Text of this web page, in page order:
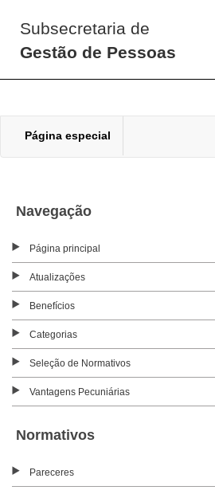
Subsecretaria de
Gestão de Pessoas
Página especial
Navegação
Página principal
Atualizações
Benefícios
Categorias
Seleção de Normativos
Vantagens Pecuniárias
Normativos
Pareceres